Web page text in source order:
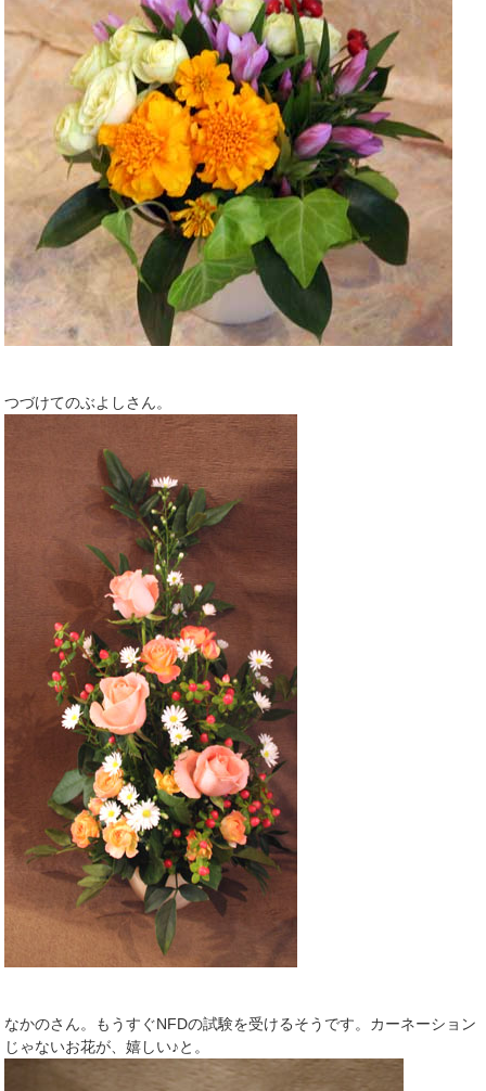
つづけてのぶよしさん。
なかのさん。もうすぐNFDの試験を受けるそうです。カーネーション
じゃないお花が、嬉しい♪と。